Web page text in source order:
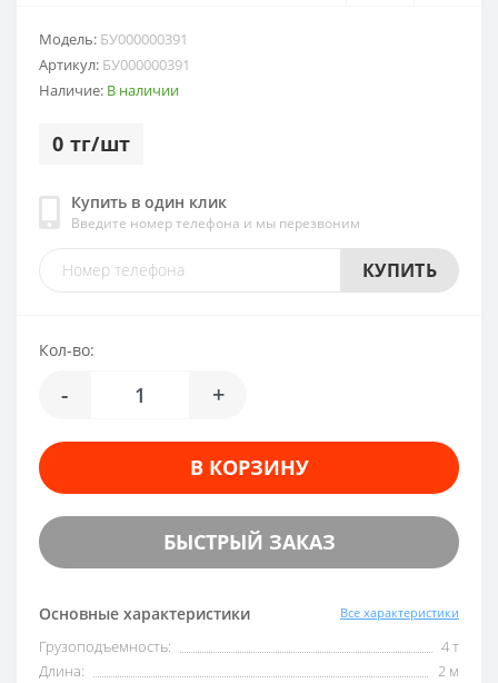
Модель: БУ000000391
Артикул: БУ000000391
Наличие: В наличии
0 тг/шт
Купить в один клик
Введите номер телефона и мы перезвоним
КУПИТЬ
Кол-во:
- +
В КОРЗИНУ
БЫСТРЫЙ ЗАКАЗ
Основные характеристики Все характеристики
Грузоподъемность:
4 т
Длина:
2 м